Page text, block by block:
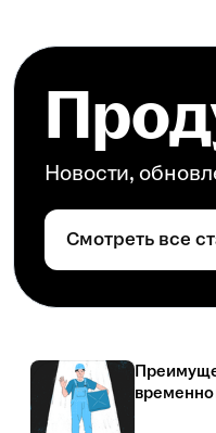
Новости,
Смотреть все